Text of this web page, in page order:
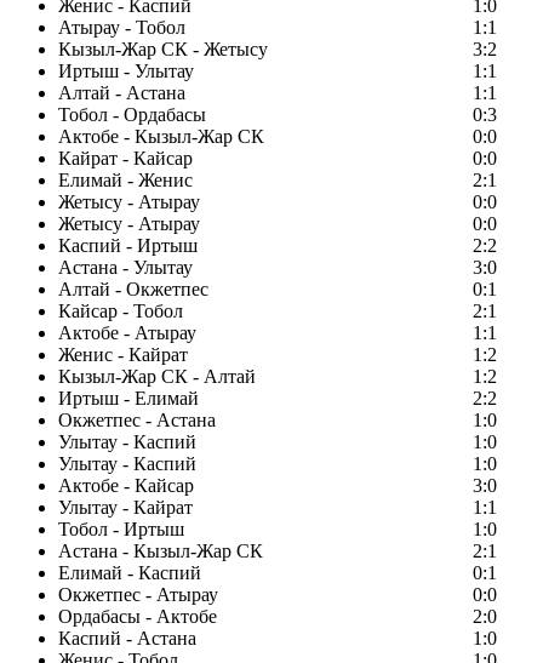
Женис - Каспий
1:0
Атырау - Тобол
1:1
Кызыл-Жар СК - Жетысу
3:2
Иртыш - Улытау
1:1
Алтай - Астана
1:1
Тобол - Ордабасы
0:3
Актобе - Кызыл-Жар СК
0:0
Кайрат - Кайсар
0:0
Елимай - Женис
2:1
Жетысу - Атырау
0:0
Жетысу - Атырау
0:0
Каспий - Иртыш
2:2
Астана - Улытау
3:0
Алтай - Окжетпес
0:1
Кайсар - Тобол
2:1
Актобе - Атырау
1:1
Женис - Кайрат
1:2
Кызыл-Жар СК - Алтай
1:2
Иртыш - Елимай
2:2
Окжетпес - Астана
1:0
Улытау - Каспий
1:0
Улытау - Каспий
1:0
Актобе - Кайсар
3:0
Улытау - Кайрат
1:1
Тобол - Иртыш
1:0
Астана - Кызыл-Жар СК
2:1
Елимай - Каспий
0:1
Окжетпес - Атырау
0:0
Ордабасы - Актобе
2:0
Каспий - Астана
1:0